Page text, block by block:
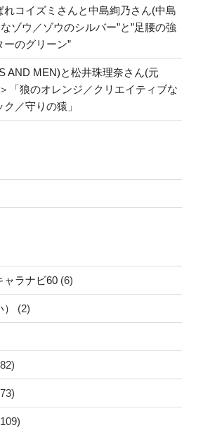
れコイズミさんと中島絢乃さん(中島
ゾウ／ゾウのシルバー”と”足腰の強
のグリーン”
AND MEN)と松井珠理奈さん(元
「狼のオレンジ／クリエイティブな
／守りの猿」
ャラナビ60 (6)
(2)